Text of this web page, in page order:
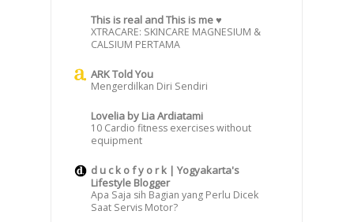
This is real and This is me ♥
XTRACARE: SKINCARE MAGNESIUM &
CALSIUM PERTAMA
ARK Told You
Mengerdilkan Diri Sendiri
Lovelia by Lia Ardiatami
10 Cardio fitness exercises without
equipment
d u c k o f y o r k | Yogyakarta's
Lifestyle Blogger
Apa Saja sih Bagian yang Perlu Dicek
Saat Servis Motor?